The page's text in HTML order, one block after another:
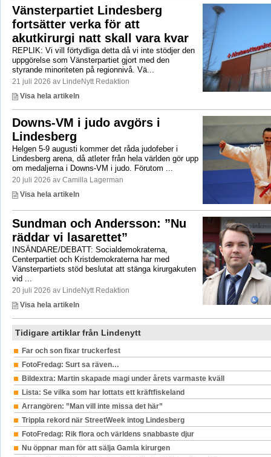
Vänsterpartiet Lindesberg
fortsätter verka för att
akutkirurgi natt skall vara kvar
REPLIK: Vi vill förtydliga detta då vi inte stödjer den
uppgörelse som Vänsterpartiet gjort med den
styrande minoriteten på regionnivå. Vä...
21 juli 2026 av LindeNytt Redaktion
Visa hela artikeln
Downs-VM i judo avgörs i
Lindesberg
Helgen 5-9 augusti kommer det råda judofeber i
Lindesberg arena, då atleter från hela världen gör upp
om medaljerna i Downs-VM i judo. Förutom ...
20 juli 2026 av Camilla Lagerman
Visa hela artikeln
Sundman och Andersson: ”Nu
räddar vi lasarettet”
INSÄNDARE/DEBATT: Socialdemokraterna,
Centerpartiet och Kristdemokraterna har med
Vänsterpartiets stöd beslutat att stänga kirurgakuten
vid ...
20 juli 2026 av LindeNytt Redaktion
Visa hela artikeln
Tidigare artiklar från Lindenytt
Far och son fixar truckerfest
FotoFredag: Surt sa räven…
Bildextra: Martin skapade magi under årets varmaste kväll
Lista: Se vilka som har lottats ett kräftfiskeland
Arrangören: ”Man vill inte missa det här”
Trippla rekord när StreetWeek intog Lindesberg
FotoFredag: Rik flora och världens snabbaste djur
Nu öppnar man för att sälja Gamla kirurgen